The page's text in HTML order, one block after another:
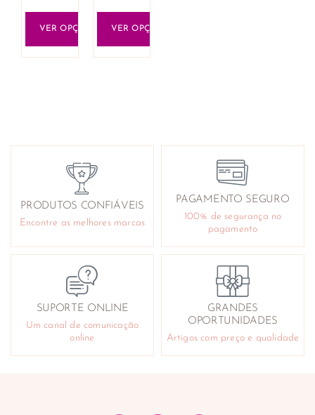
VER OPÇÕES VER OPÇÕES
PRODUTOS CONFIÁVEIS
Encontre as melhores marcas
PAGAMENTO SEGURO
100% de segurança no
pagamento
SUPORTE ONLINE
Um canal de comunicação
online
GRANDES
OPORTUNIDADES
Artigos com preço e qualidade